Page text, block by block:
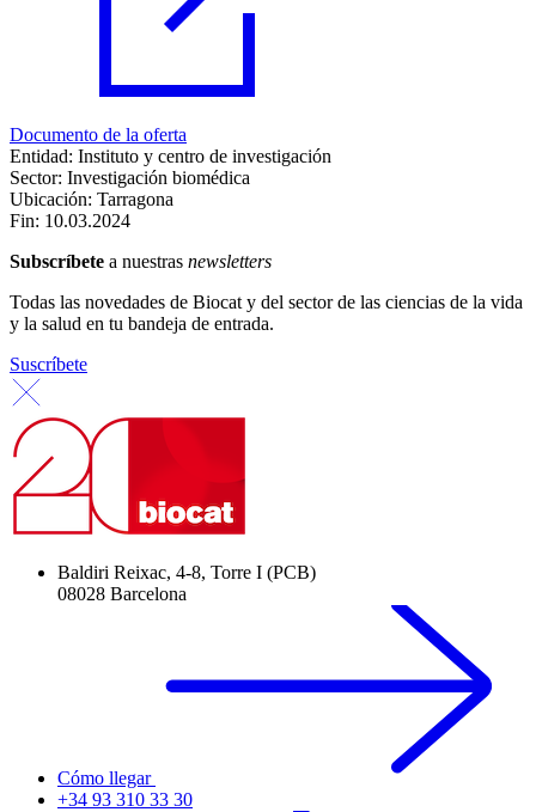
Documento de la oferta
Entidad: Instituto y centro de investigación
Sector: Investigación biomédica
Ubicación: Tarragona
Fin: 10.03.2024
Subscríbete a nuestras newsletters
Todas las novedades de Biocat y del sector de las ciencias de la vida
y la salud en tu bandeja de entrada.
Suscríbete
Baldiri Reixac, 4-8, Torre I (PCB)
08028 Barcelona
Cómo llegar
+34 93 310 33 30